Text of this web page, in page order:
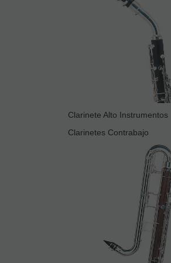
Clarinete Alto Instrumentos
Clarinetes Contrabajo